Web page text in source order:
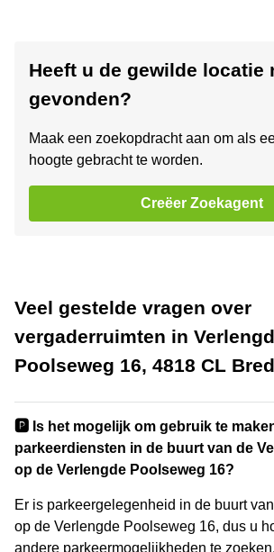
Heeft u de gewilde locatie
gevonden?
Maak een zoekopdracht aan om als
hoogte gebracht te worden.
Creëer Zoekagent
Veel gestelde vragen over
vergaderruimten in
Poolseweg 16, 4818 CL
🅿️ Is het mogelijk om gebruik te
parkeerdiensten in de buurt van de
op de Verlengde Poolseweg 16?
Er is parkeergelegenheid in de buurt
op de Verlengde Poolseweg 16, dus u
andere parkeermogelijkheden te zoeken.